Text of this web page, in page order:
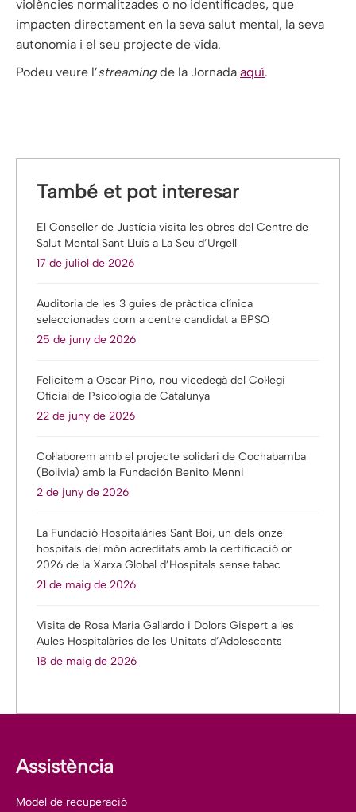
violències normalitzades o no identificades, que
impacten directament en la seva salut mental, la seva
autonomia i el seu projecte de vida.
Podeu veure l’streamingde la Jornada aquí.
També et pot interesar
El Conseller de Justícia visita les obres del Centre de
Salut Mental Sant Lluís a La Seu d’Urgell
17 de juliol de 2026
Auditoria de les 3 guies de pràctica clínica
seleccionades com a centre candidat a BPSO
25 de juny de 2026
Felicitem a Oscar Pino, nou vicedegà del Col·legi
Oficial de Psicologia de Catalunya
22 de juny de 2026
Col·laborem amb el projecte solidari de Cochabamba
(Bolivia) amb la Fundación Benito Menni
2 de juny de 2026
La Fundació Hospitalàries Sant Boi, un dels onze
hospitals del món acreditats amb la certificació or
2026 de la Xarxa Global d’Hospitals sense tabac
21 de maig de 2026
Visita de Rosa Maria Gallardo i Dolors Gispert a les
Aules Hospitalàries de les Unitats d’Adolescents
18 de maig de 2026
Assistència
Model de recuperació